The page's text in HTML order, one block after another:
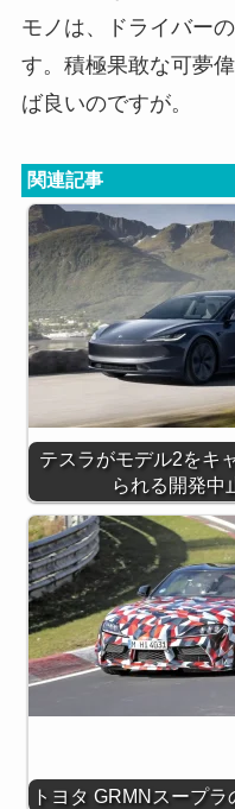
モノは、ドライバー
す。積極果敢な可夢
ば良いのですが。
関連記事
テスラがモデル2をキ
られる開発中
トヨタ GRMNスープ